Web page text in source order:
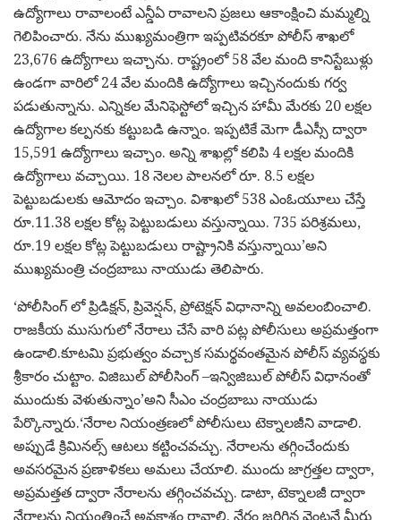
ఉద్యోగాలు రావాలంటే ఎన్డీఏ రావాలని ప్రజలు ఆకాంక్షించి మమ్మల్ని
గెలిపించారు. నేను ముఖ్యమంత్రిగా ఇప్పటివరకూ పోలీస్ శాఖలో
23,676 ఉద్యోగాలు ఇచ్చాను. రాష్ట్రంలో 58 వేల మంది కానిస్టేబుళ్లు
ఉండగా వారిలో 24 వేల మందికి ఉద్యోగాలు ఇచ్చినందుకు గర్వ
పడుతున్నాను. ఎన్నికల మేనిఫెస్టోలో ఇచ్చిన హామీ మేరకు 20 లక్షల
ఉద్యోగాల కల్పనకు కట్టుబడి ఉన్నాం. ఇప్పటికే మెగా డీఎస్సీ ద్వారా
15,591 ఉద్యోగాలు ఇచ్చాం. అన్ని శాఖల్లో కలిపి 4 లక్షల మందికి
ఉద్యోగాలు వచ్చాయి. 18 నెలల పాలనలో రూ. 8.5 లక్షల
పెట్టుబడులకు ఆమోదం ఇచ్చాం. విశాఖలో 538 ఎంఓయూలు చేస్తే
రూ.11.38 లక్షల కోట్ల పెట్టుబడులు వస్తున్నాయి. 735 పరిశ్రమలు,
రూ.19 లక్షల కోట్ల పెట్టుబడులు రాష్ట్రానికి వస్తున్నాయి’అని
ముఖ్యమంత్రి చంద్రబాబు నాయుడు తెలిపారు.
‘పోలీసింగ్ లో ప్రిడిక్షన్, ప్రివెన్షన్, ప్రోటెక్షన్ విధానాన్ని అవలంబించాలి.
రాజకీయ ముసుగులో నేరాలు చేసే వారి పట్ల పోలీసులు అప్రమత్తంగా
ఉండాలి.కూటమి ప్రభుత్వం వచ్చాక సమర్థవంతమైన పోలీస్ వ్యవస్థకు
శ్రీకారం చుట్టాం. విజిబుల్ పోలీసింగ్ –ఇన్విజిబుల్ పోలీస్ విధానంతో
ముందుకు వెళుతున్నాం’అని సీఎం చంద్రబాబు నాయుడు
పేర్కొన్నారు.‘నేరాల నియంత్రణలో పోలీసులు టెక్నాలజీని వాడాలి.
అప్పుడే క్రిమినల్స్ ఆటలు కట్టించవచ్చు. నేరాలను తగ్గించేందుకు
అవసరమైన ప్రణాళికలు అమలు చేయాలి. ముందు జాగ్రత్తల ద్వారా,
అప్రమత్తత ద్వారా నేరాలను తగ్గించవచ్చు. డాటా, టెక్నాలజీ ద్వారా
నేరాలను నియంత్రించే అవకాశం రావాలి. నేరం జరిగిన వెంటనే మీరు